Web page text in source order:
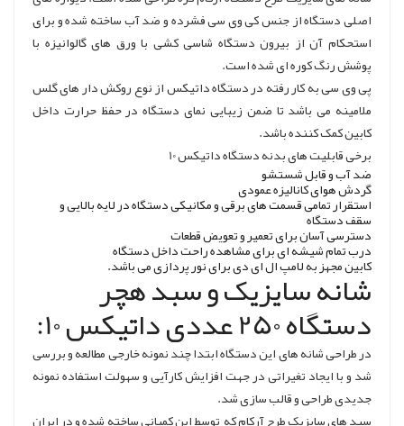
اصلی دستگاه از جنس کی وی سی فشرده و ضد آب ساخته شده و برای
استحکام آن از بیرون دستگاه شاسی کشی با ورق های گالوانیزه با
پوشش رنگ کوره ای شده است.
پی وی سی به کار رفته در دستگاه داتیکس از نوع روکش دار های گلس
ملامینه می باشد تا ضمن زیبایی نمای دستگاه در حفظ حرارت داخل
کابین کمک کننده باشد.
برخی قابلیت های بدنه دستگاه داتیکس 10
ضد آب و قابل شستشو
گردش هوای کانالیزه عمودی
استقرار تمامی قسمت های برقی و مکانیکی دستگاه در لایه بالایی و
سقف دستگاه
دسترسی آسان برای تعمیر و تعویض قطعات
درب تمام شیشه ای برای مشاهده راحت داخل دستگاه
کابین مجهز به لامپ ال ای دی برای نور پردازی می باشد.
شانه سایزیک و سبد هچر
دستگاه 250 عددی داتیکس 10:
در طراحی شانه های این دستگاه ابتدا چند نمونه خارجی مطالعه و بررسی
شد و با ایجاد تغیراتی در جهت افزایش کارآیی و سهولت استفاده نمونه
جدیدی طراحی و قالب سازی شد.